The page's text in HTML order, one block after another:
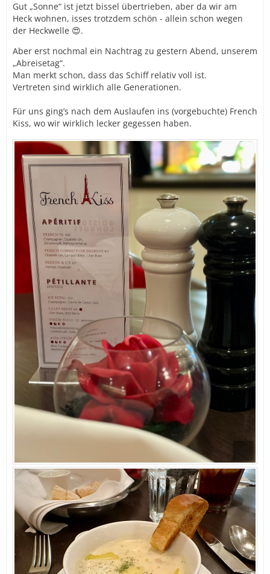
Gut „Sonne“ ist jetzt bissel übertrieben, aber da wir am
Heck wohnen, isses trotzdem schön - allein schon wegen
der Heckwelle 😍.
Aber erst nochmal ein Nachtrag zu gestern Abend, unserem
„Abreisetag“.
Man merkt schon, dass das Schiff relativ voll ist.
Vertreten sind wirklich alle Generationen.
Für uns ging’s nach dem Auslaufen ins (vorgebuchte) French
Kiss, wo wir wirklich lecker gegessen haben.